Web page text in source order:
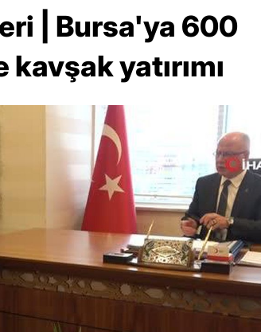
| Bursa'ya 600
yatırımı